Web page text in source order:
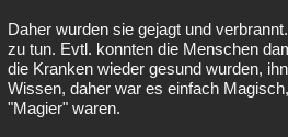
Daher wurden sie gejagt und
zu tun. Evtl. konnten die Menschen
die Kranken wieder gesund wurden,
Wissen, daher war es einfach
"Magier" waren.